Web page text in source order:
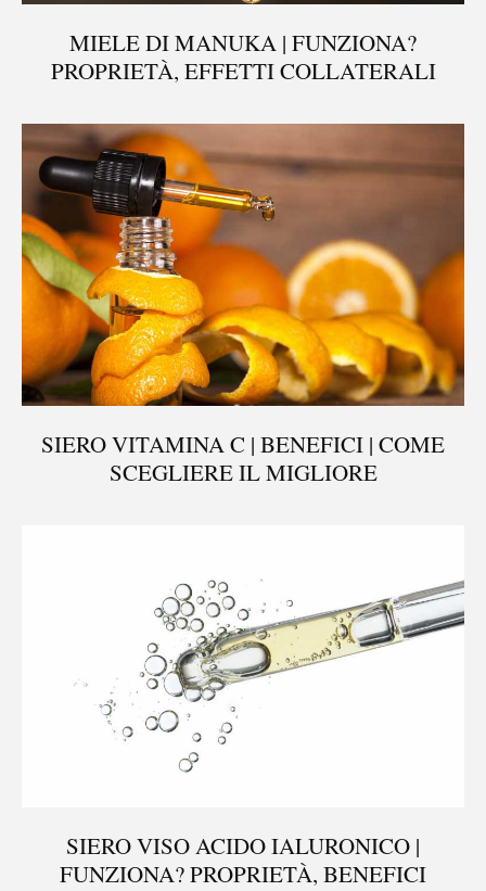
MIELE DI MANUKA | FUNZIONA?
PROPRIETÀ, EFFETTI COLLATERALI
SIERO VITAMINA C | BENEFICI | COME
SCEGLIERE IL MIGLIORE
SIERO VISO ACIDO IALURONICO |
FUNZIONA? PROPRIETÀ, BENEFICI